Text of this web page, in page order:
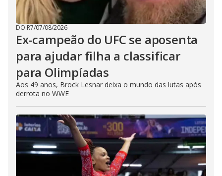
DO R7/07/08/2026
Ex-campeão do UFC se aposenta
para ajudar filha a classificar
para Olimpíadas
Aos 49 anos, Brock Lesnar deixa o mundo das lutas após
derrota no WWE